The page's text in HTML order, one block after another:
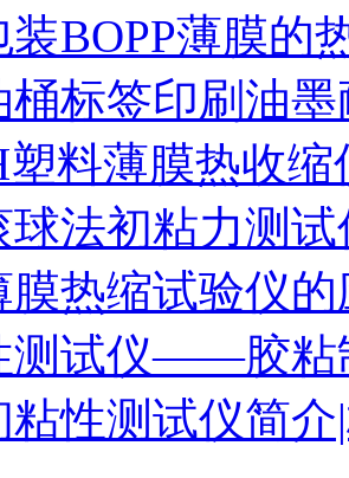
装BOPP薄膜的
桶标签印刷油
塑料薄膜热收
球法初粘力测
膜热缩试验仪
测试仪——胶粘
粘性测试仪简